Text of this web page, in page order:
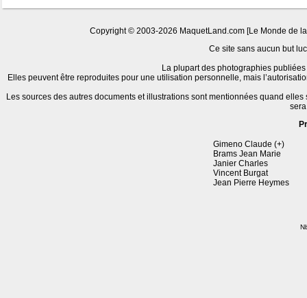
Copyright © 2003-2026 MaquetLand.com [Le Monde de
Ce site sans aucun but
La plupart des photographies
Elles peuvent être reproduites pour une utilisation personnelle, mais
Les sources des autres documents et illustrations sont mentionnées quand
Gimeno Claude (+)
Brams Jean Marie
Janier Charles
Vincent Burgat
Jean Pierre Heymes